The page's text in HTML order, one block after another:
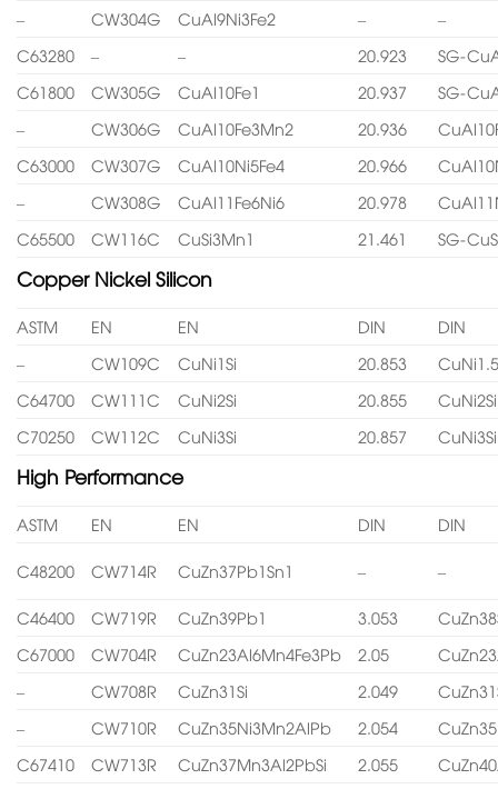
–
CW304G CuAl9Ni3Fe2 –
–
C63280
– – 20.923
SG-
C61800
CW305G CuAl10Fe1 20.937
SG-
–
CW306G CuAl10Fe3Mn2 20.936
C63000
CW307G CuAl10Ni5Fe4 20.966
–
CW308G CuAl11Fe6Ni6 20.978
C65500
CW116C CuSi3Mn1 21.461 SG-
Copper Nickel Silicon
ASTM EN EN DIN
DIN
–
CW109C CuNi1Si 20.853
C64700
CW111C CuNi2Si 20.855
CuNi2Si
C70250
CW112C CuNi3Si 20.857 CuNi3Si
High Performance
ASTM EN EN DIN DIN
C48200 CW714R CuZn37Pb1Sn1 – –
C46400 CW719R CuZn39Pb1 3.053
C67000
CW704R CuZn23Al6Mn4Fe3Pb 2.05
–
CW708R CuZn31Si 2.049
–
CW710R CuZn35Ni3Mn2AlPb 2.054
C67410
CW713R CuZn37Mn3Al2PbSi 2.055